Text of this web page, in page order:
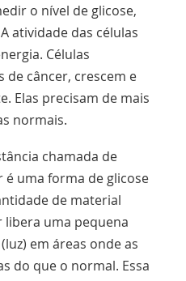
o nível de glicose,
atividade das células
Células
de câncer, crescem e
Elas precisam de mais
normais.
chamada de
é uma forma de glicose
de material
uma pequena
em áreas onde as
do que o normal. Essa